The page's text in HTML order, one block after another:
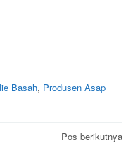
Basah, Produsen Asap
Pos berikutnya